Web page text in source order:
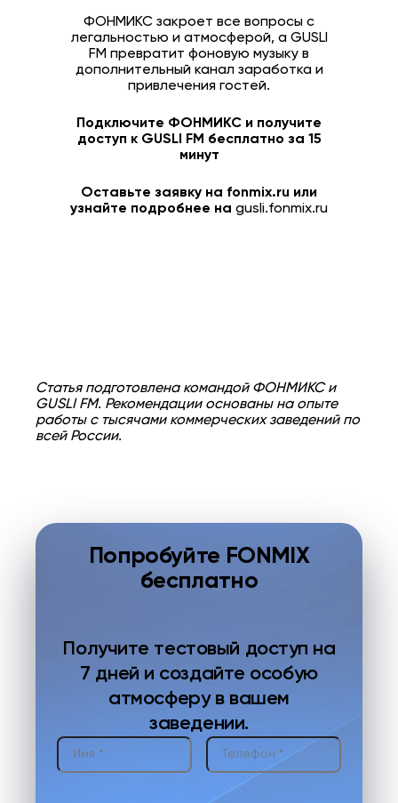
ФОНМИКС закроет все вопросы с
легальностью и атмосферой, а GUSLI
FM превратит фоновую музыку в
дополнительный канал заработка и
привлечения гостей.
Подключите ФОНМИКС и получите
доступ к GUSLI FM бесплатно за 15
минут
Оставьте заявку на fonmix.ru или
узнайте подробнее на gusli.fonmix.ru
Статья подготовлена командой ФОНМИКС и
GUSLI FM. Рекомендации основаны на опыте
работы с тысячами коммерческих заведений по
всей России.
Попробуйте FONMIX
бесплатно
Получите тестовый доступ на
7 дней и создайте особую
атмосферу в вашем
заведении.